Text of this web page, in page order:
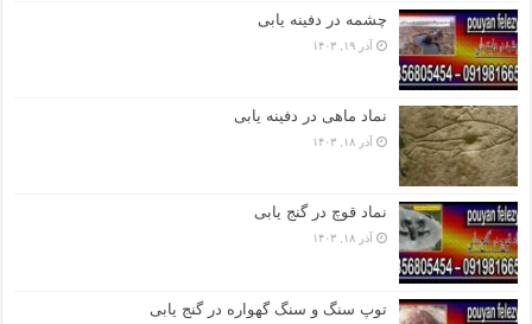
چشمه در دفینه یابی
آذر ۱۹, ۱۴۰۳
نماد ماهی در دفینه یابی
آذر ۱۸, ۱۴۰۳
نماد قوچ در گنج یابی
آذر ۱۸, ۱۴۰۳
توپ سنگ و سنگ گهواره در گنج یابی